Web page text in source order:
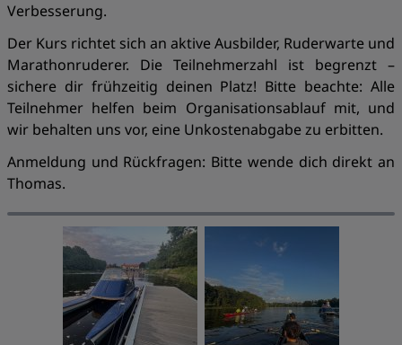
Verbesserung.
Der Kurs richtet sich an aktive Ausbilder, Ruderwarte und
Marathonruderer. Die Teilnehmerzahl ist begrenzt –
sichere dir frühzeitig deinen Platz! Bitte beachte: Alle
Teilnehmer helfen beim Organisationsablauf mit, und
wir behalten uns vor, eine Unkostenabgabe zu erbitten.
Anmeldung und Rückfragen: Bitte wende dich direkt an
Thomas.